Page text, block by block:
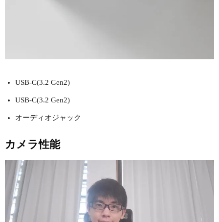
USB-C(3.2 Gen2)
USB-C(3.2 Gen2)
オーディオジャック
カメラ性能